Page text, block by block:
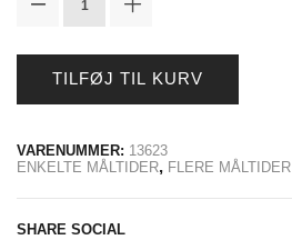
TILFØJ TIL KURV
VARENUMMER: 13623
ENKELTE MÅLTIDER, FLERE MÅLTIDER
SHARE SOCIAL